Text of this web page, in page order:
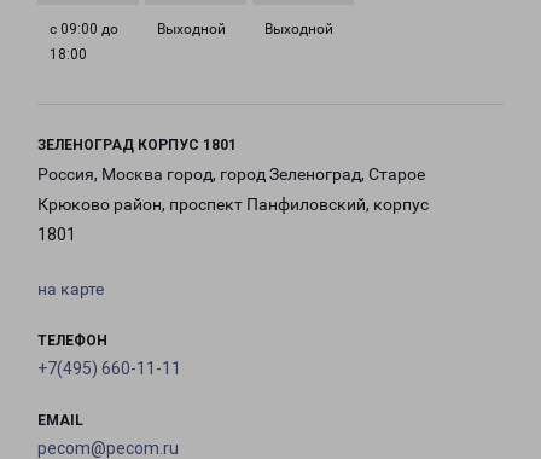
с 09:00 до
18:00
Выходной Выходной
ЗЕЛЕНОГРАД КОРПУС 1801
Россия, Москва город, город Зеленоград, Старое
Крюково район, проспект Панфиловский, корпус
1801
на карте
ТЕЛЕФОН
+7(495) 660-11-11
EMAIL
pecom@pecom.ru